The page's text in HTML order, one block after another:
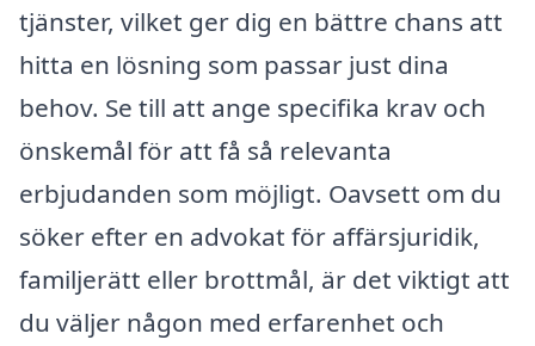
tjänster, vilket ger dig en bättre chans att
hitta en lösning som passar just dina
behov. Se till att ange specifika krav och
önskemål för att få så relevanta
erbjudanden som möjligt. Oavsett om du
söker efter en advokat för affärsjuridik,
familjerätt eller brottmål, är det viktigt att
du väljer någon med erfarenhet och